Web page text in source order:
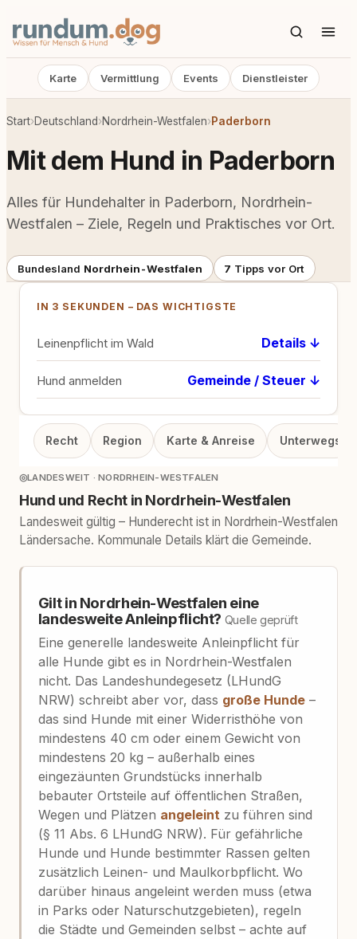
Karte Vermittlung Events Dienstleister
Start›Deutschland›Nordrhein-Westfalen›Paderborn
Mit dem Hund in Paderborn
Alles für Hundehalter in Paderborn, Nordrhein-
Westfalen – Ziele, Regeln und Praktisches vor Ort.
Bundesland Nordrhein-Westfalen 7 Tipps vor Ort
IN 3 SEKUNDEN – DAS WICHTIGSTE
Leinenpflicht im Wald Details ↓
Hund anmelden Gemeinde / Steuer ↓
Recht Region Karte & Anreise Unterwegs
◎LANDESWEIT · NORDRHEIN-WESTFALEN
Hund und Recht in Nordrhein-Westfalen
Landesweit gültig – Hunderecht ist in Nordrhein-Westfalen
Ländersache. Kommunale Details klärt die Gemeinde.
Gilt in Nordrhein-Westfalen eine
landesweite Anleinpflicht? Quelle geprüft
Eine generelle landesweite Anleinpflicht für
alle Hunde gibt es in Nordrhein-Westfalen
nicht. Das Landeshundegesetz (LHundG
NRW) schreibt aber vor, dass große Hunde–
das sind Hunde mit einer Widerristhöhe von
mindestens 40 cm oder einem Gewicht von
mindestens 20 kg – außerhalb eines
eingezäunten Grundstücks innerhalb
bebauter Ortsteile auf öffentlichen Straßen,
Wegen und Plätzen angeleint zu führen sind
(§ 11 Abs. 6 LHundG NRW). Für gefährliche
Hunde und Hunde bestimmter Rassen gelten
zusätzlich Leinen- und Maulkorbpflicht. Wo
darüber hinaus angeleint werden muss (etwa
in Parks oder Naturschutzgebieten), regeln
die Städte und Gemeinden selbst – achte auf